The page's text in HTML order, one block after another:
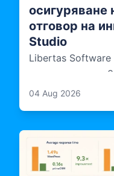
осигуряване
отговор на
Studio
Libertas Software
партньорство с
Consultancy,
управление на
04 Aug 2026